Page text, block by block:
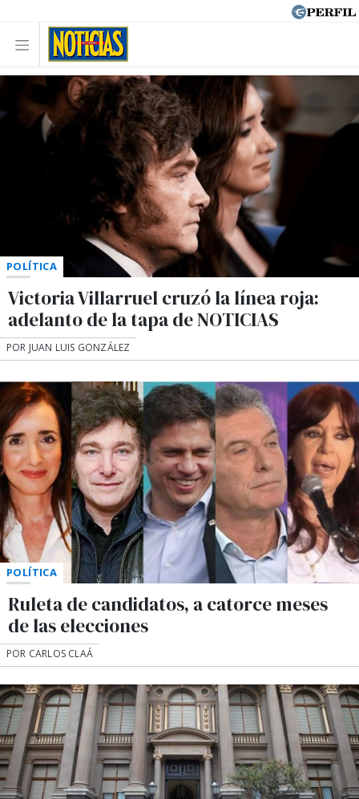
POLÍTICA
Victoria Villarruel cruzó la línea roja:
adelanto de la tapa de NOTICIAS
POR JUAN LUIS GONZÁLEZ
POLÍTICA
Ruleta de candidatos, a catorce meses
de las elecciones
POR CARLOS CLAÁ